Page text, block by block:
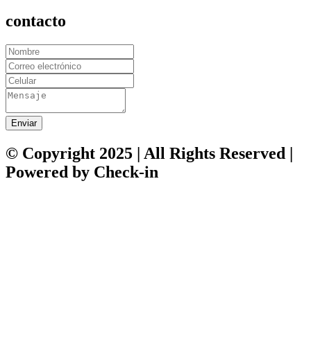
contacto
Enviar
© Copyright 2025 | All Rights Reserved |
Powered by Check-in